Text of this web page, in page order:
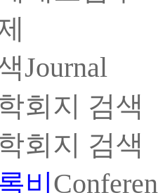
Journal
회지 검색
회지 검색
비